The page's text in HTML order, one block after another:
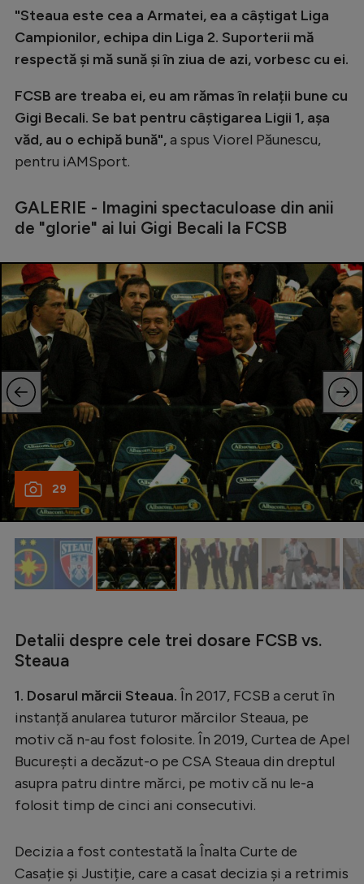
Formula 1
Gimnastică
Rugby
Ciclism
Alte sporturi
JO 2026
Intră în cont
Creează cont
"Steaua este cea a Armatei, ea a câștigat Liga
Campionilor, echipa din Liga 2. Suporterii mă
respectă și mă sună și în ziua de azi, vorbesc cu ei.
FCSB are treaba ei, eu am rămas în relații bune cu
Gigi Becali. Se bat pentru câștigarea Ligii 1, așa
văd, au o echipă bună",a spus Viorel Păunescu,
pentru iAMSport.
GALERIE - Imagini spectaculoase din anii
de "glorie" ai lui Gigi Becali la FCSB
29
Detalii despre cele trei dosare FCSB vs.
Steaua
1. Dosarul mărcii Steaua. În 2017, FCSB a cerut în
instanță anularea tuturor mărcilor Steaua, pe
motiv că n-au fost folosite. În 2019, Curtea de Apel
București a decăzut-o pe CSA Steaua din dreptul
asupra patru dintre mărci, pe motiv că nu le-a
folosit timp de cinci ani consecutivi.
Decizia a fost contestată la Înalta Curte de
Casație și Justiție, care a casat decizia și a retrimis